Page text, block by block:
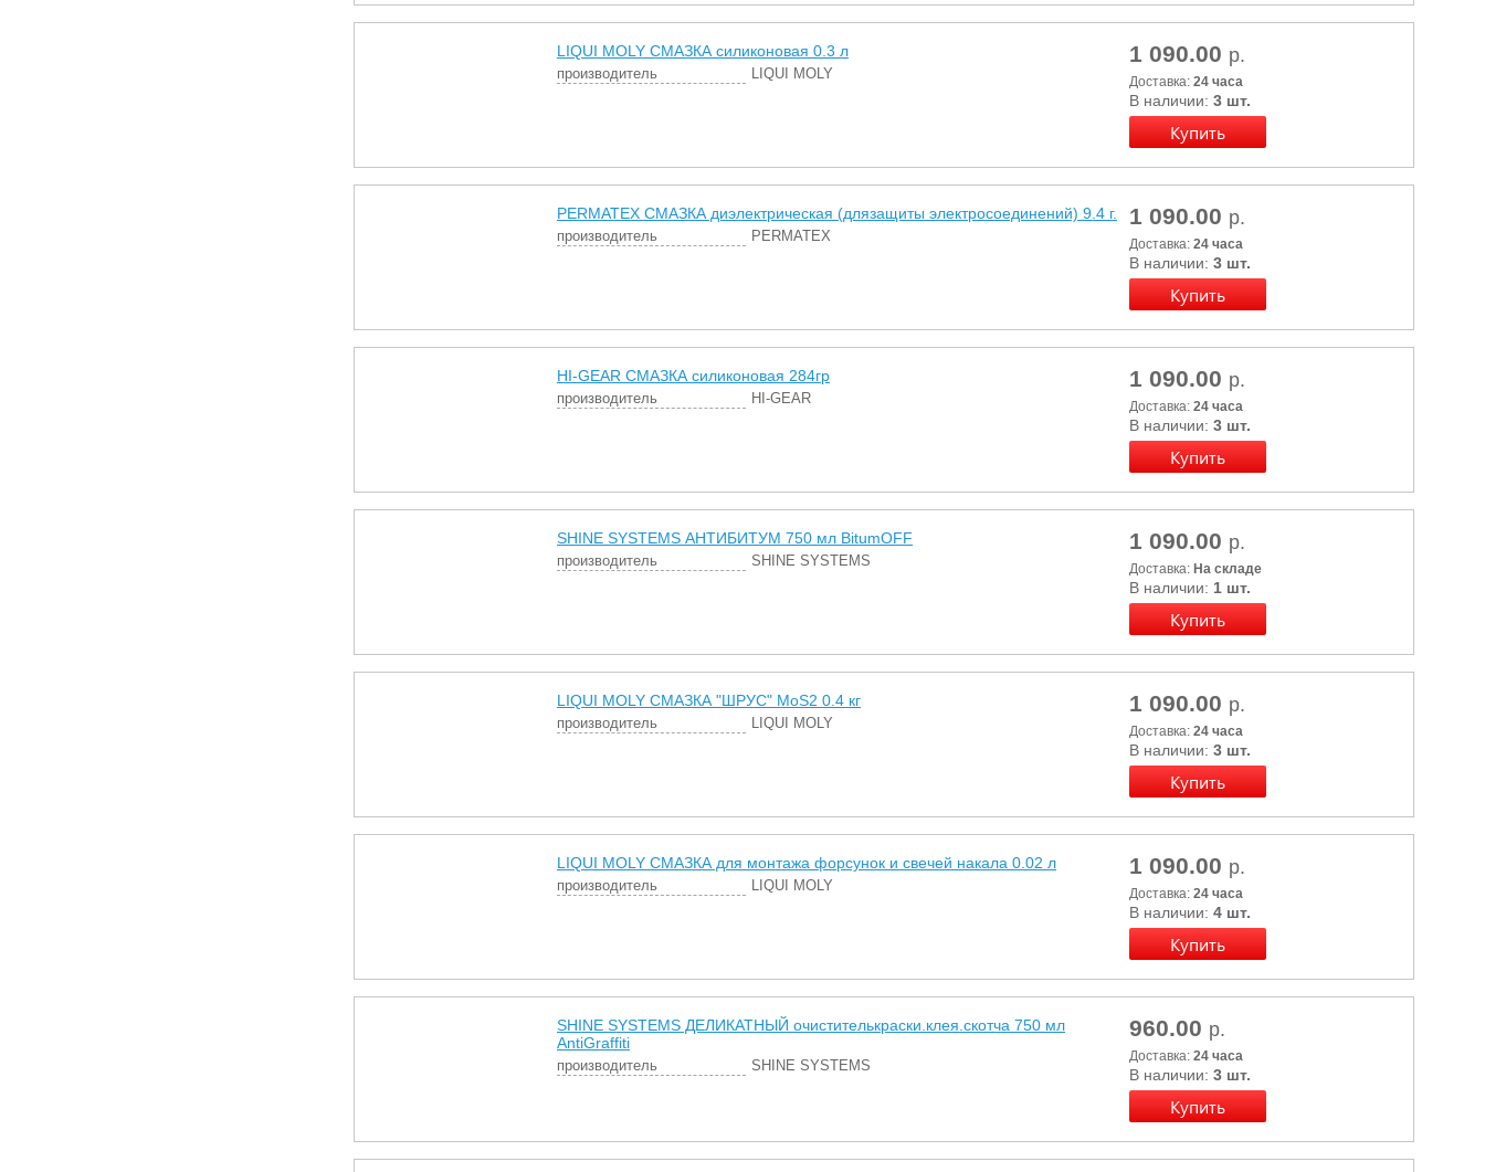
LIQUI MOLY СМАЗКА силиконовая 0.3 л
производитель LIQUI MOLY
1 090.00 р.
Доставка: 24 часа
В наличии: 3 шт.
PERMATEX СМАЗКА диэлектрическая (длязащиты электросоединений) 9.4 г.
производитель PERMATEX
1 090.00 р.
Доставка: 24 часа
В наличии: 3 шт.
HI-GEAR СМАЗКА силиконовая 284гр
производитель HI-GEAR
1 090.00 р.
Доставка: 24 часа
В наличии: 3 шт.
SHINE SYSTEMS АНТИБИТУМ 750 мл BitumOFF
производитель SHINE SYSTEMS
1 090.00 р.
Доставка: На складе
В наличии: 1 шт.
LIQUI MOLY СМАЗКА "ШРУС" MoS2 0.4 кг
производитель LIQUI MOLY
1 090.00 р.
Доставка: 24 часа
В наличии: 3 шт.
LIQUI MOLY СМАЗКА для монтажа форсунок и свечей накала 0.02 л
производитель LIQUI MOLY
1 090.00 р.
Доставка: 24 часа
В наличии: 4 шт.
SHINE SYSTEMS ДЕЛИКАТНЫЙ очистителькраски.клея.скотча 750 мл
AntiGraffiti
производитель SHINE SYSTEMS
960.00 р.
Доставка: 24 часа
В наличии: 3 шт.